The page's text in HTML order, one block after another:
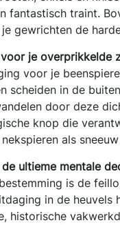
fantastisch traint.
gewrichten de
je overprikkelde
voor je
scheiden in de
door deze
knop die
als
ultieme mentale
is de
in de
historische